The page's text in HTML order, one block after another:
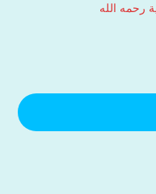
رحمه الله